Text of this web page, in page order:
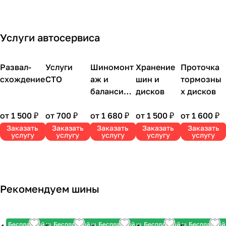
со
кой
Услуги автосервиса
Развал-
схождение
от 1 500 ₽
Заказать
услугу
Услуги
СТО
от 700 ₽
Заказать
услугу
Шиномонт
аж и
балансиро
от 1 680 ₽
Заказать
услугу
Хранение
шин и
дисков
от 1 500 ₽
Заказать
услугу
Проточка
тормозны
х дисков
от 1 600 ₽
Заказать
услугу
Рекомендуем шины
Бесплатный шиномонтажБесплатный шиномонтажБесплатный шиномонтажБесплатный шиномонтаж